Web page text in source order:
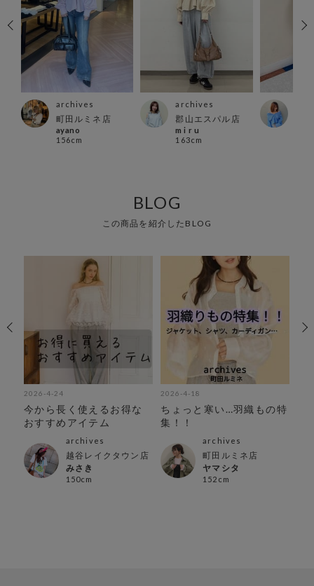
archives
町田ルミネ店
ayano
156cm
archives
郡山エスパル店
m i r u
163cm
BLOG
この商品を紹介したBLOG
2026-4-24
今から長く使えるお得な
おすすめアイテム
archives
越谷レイクタウン店
みさき
150cm
2026-4-18
ちょっと寒い…羽織もの特
集！！
archives
町田ルミネ店
ヤマシタ
152cm